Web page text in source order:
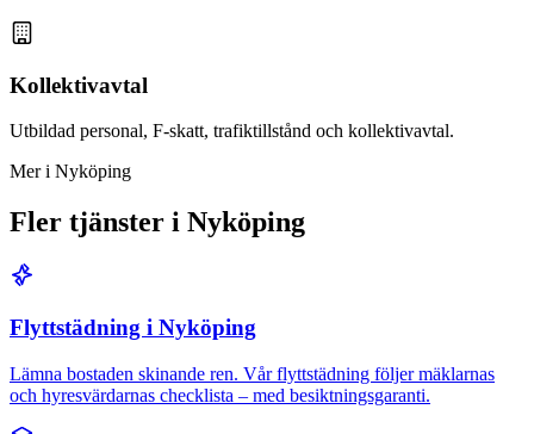
Kollektivavtal
Utbildad personal, F-skatt, trafiktillstånd och kollektivavtal.
Mer i Nyköping
Fler tjänster i Nyköping
Flyttstädning i Nyköping
Lämna bostaden skinande ren. Vår flyttstädning följer mäklarnas
och hyresvärdarnas checklista – med besiktningsgaranti.